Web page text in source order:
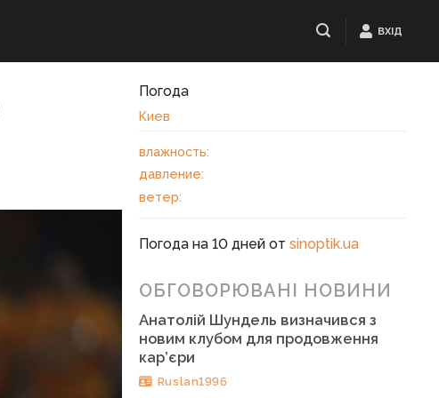
ВХІД
Погода
Киев
влажность:
давление:
ветер:
Погода на 10 дней отsinoptik.ua
ОБГОВОРЮВАНІ НОВИНИ
Анатолій Шундель визначився з
новим клубом для продовження
кар’єри
Ruslan1996